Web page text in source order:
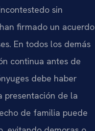
sin
firmado un acuerdo
En todos los demás
continua antes de
debe haber
presentación de la
de familia puede